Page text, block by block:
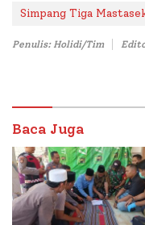
Simpang Tiga
Penulis: Holidi/Tim
Baca Juga